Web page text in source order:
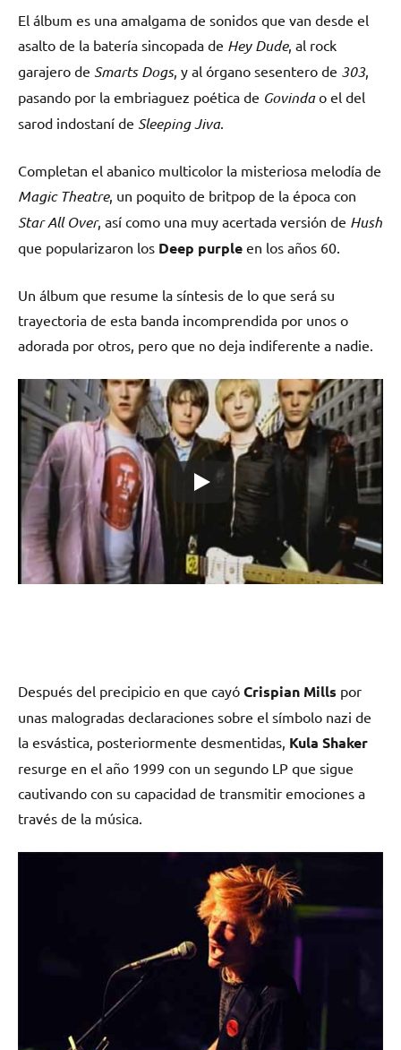
El álbum es una amalgama de sonidos que van desde el
asalto de la batería sincopada de Hey Dude, al rock
garajero de Smarts Dogs, y al órgano sesentero de 303,
pasando por la embriaguez poética de Govindao el del
sarod indostaní de Sleeping Jiva.
Completan el abanico multicolor la misteriosa melodía de
Magic Theatre, un poquito de britpop de la época con
Star All Over, así como una muy acertada versión de Hush
que popularizaron los Deep purple en los años 60.
Un álbum que resume la síntesis de lo que será su
trayectoria de esta banda incomprendida por unos o
adorada por otros, pero que no deja indiferente a nadie.
Después del precipicio en que cayó Crispian Mills por
unas malogradas declaraciones sobre el símbolo nazi de
la esvástica, posteriormente desmentidas, Kula Shaker
resurge en el año 1999 con un segundo LP que sigue
cautivando con su capacidad de transmitir emociones a
través de la música.